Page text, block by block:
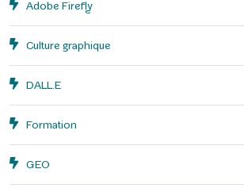
Adobe Firefly
Culture graphique
DALL.E
Formation
GEO